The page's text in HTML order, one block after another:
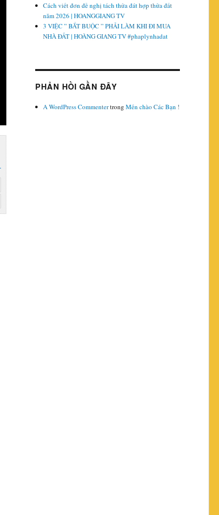
Cách viết đơn đề nghị tách thửa đát hợp thửa đất
năm 2026 | HOANGGIANG TV
3 VIỆC ” BẮT BUỘC ” PHẢI LÀM KHI ĐI MUA
NHÀ ĐẤT | HOÀNG GIANG TV #phaplynhadat
PHẢN HỒI GẦN ĐÂY
A WordPress CommentertrongMến chào Các Bạn !